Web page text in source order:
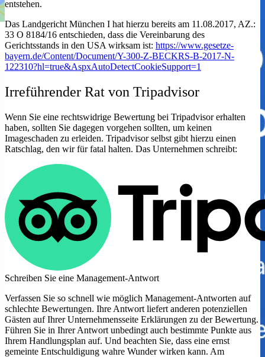
entstehen.
Das Landgericht München I hat hierzu bereits am 11.08.2017, AZ.:
33 O 8184/16 entschieden, dass die Vereinbarung des
Gerichtsstands in den USA wirksam ist: https://www.gesetze-
bayern.de/Content/Document/Y-300-Z-BECKRS-B-2017-N-
122310?hl=true&AspxAutoDetectCookieSupport=1
Irreführender Rat von Tripadvisor
Wenn Sie eine rechtswidrige Bewertung bei Tripadvisor erhalten
haben, sollten Sie dagegen vorgehen sollten, um keinen
Imageschaden zu erleiden. Tripadvisor selbst gibt hierzu einen
Ratschlag, den wir für fatal halten. Das Unternehmen schreibt:
Schreiben Sie eine Management-Antwort
Verfassen Sie so schnell wie möglich Management-Antworten auf
schlechte Bewertungen. Ihre Antwort liefert anderen potenziellen
Gästen auf Ihrer Unternehmensseite Erklärungen zu der Bewertung.
Führen Sie in Ihrer Antwort unbedingt auch bestimmte Punkte aus
Ihrem Handlungsplan auf. Und beachten Sie, dass eine ernst
gemeinte Entschuldigung wahre Wunder wirken kann. Am